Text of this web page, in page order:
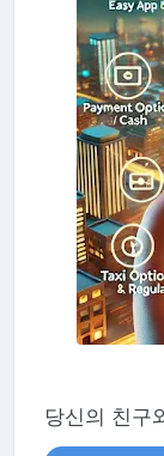
당신의 친구